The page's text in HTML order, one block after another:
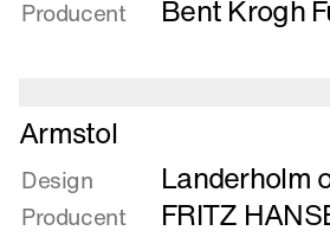
Producent Bent Krogh
Læs
mere
om
Armstol
Armstol
Design Landerholm
Producent FRITZ